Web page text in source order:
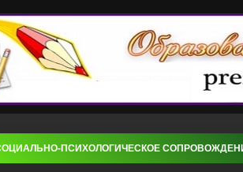
ПСИХОЛОГИЧЕСКОЕ